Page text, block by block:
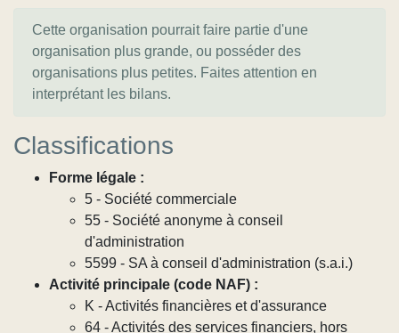
Cette organisation pourrait faire partie d'une
organisation plus grande, ou posséder des
organisations plus petites. Faites attention en
interprétant les bilans.
Classifications
Forme légale :
5 - Société commerciale
55 - Société anonyme à conseil
d'administration
5599 - SA à conseil d'administration (s.a.i.)
Activité principale (code NAF) :
K - Activités financières et d'assurance
64 - Activités des services financiers, hors